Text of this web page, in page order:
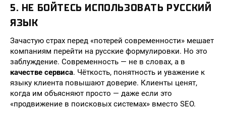
5. НЕ БОЙТЕСЬ ИСПОЛЬЗОВАТЬ РУССКИЙ
ЯЗЫК
Зачастую страх перед «потерей современности» мешает
компаниям перейти на русские формулировки. Но это
заблуждение. Современность — не в словах, а в
качестве сервиса. Чёткость, понятность и уважение к
языку клиента повышают доверие. Клиенты ценят,
когда им объясняют просто — даже если это
«продвижение в поисковых системах» вместо SEO.